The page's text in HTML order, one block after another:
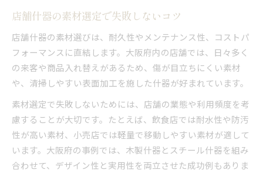
店舗什器の素材選定で失敗しないコツ
店舗什器の素材選びは、耐久性やメンテナンス性、コストパ
フォーマンスに直結します。大阪府内の店舗では、日々多く
の来客や商品入れ替えがあるため、傷が目立ちにくい素材
や、清掃しやすい表面加工を施した什器が好まれています。
素材選定で失敗しないためには、店舗の業態や利用頻度を考
慮することが大切です。たとえば、飲食店では耐水性や防汚
性が高い素材、小売店では軽量で移動しやすい素材が適して
います。大阪府の事例では、木製什器とスチール什器を組み
合わせて、デザイン性と実用性を両立させた成功例もありま